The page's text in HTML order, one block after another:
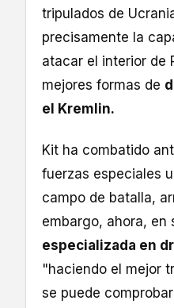
tripulados de
precisamente la
atacar el interior de
mejores formas de
el Kremlin.
Kit ha combatido
fuerzas especiales
campo de batalla,
embargo, ahora, en
especializada en
"haciendo el mejor
se puede